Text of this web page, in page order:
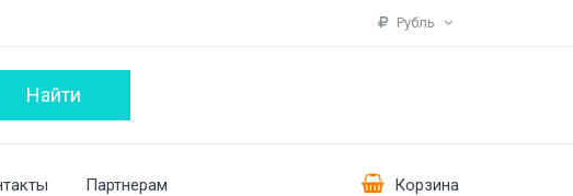
Рубль
Партнерам Корзина